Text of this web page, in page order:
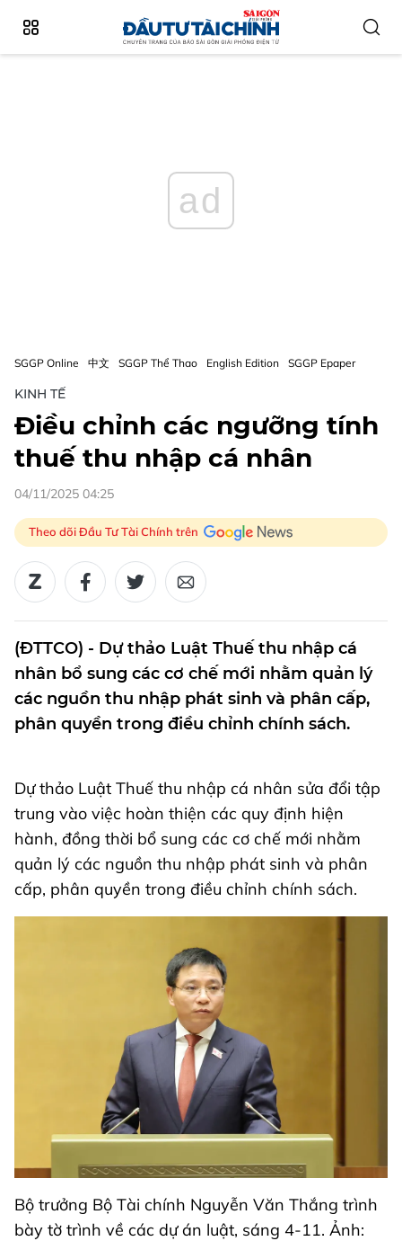
ad
SGGP Online 中文 SGGP Thể Thao English Edition SGGP Epaper
KINH TẾ
Điều chỉnh các ngưỡng tính
thuế thu nhập cá nhân
04/11/2025 04:25
Theo dõi Đầu Tư Tài Chính trên
(ĐTTCO) - Dự thảo Luật Thuế thu nhập cá
nhân bổ sung các cơ chế mới nhằm quản lý
các nguồn thu nhập phát sinh và phân cấp,
phân quyền trong điều chỉnh chính sách.
Dự thảo Luật Thuế thu nhập cá nhân sửa đổi tập
trung vào việc hoàn thiện các quy định hiện
hành, đồng thời bổ sung các cơ chế mới nhằm
quản lý các nguồn thu nhập phát sinh và phân
cấp, phân quyền trong điều chỉnh chính sách.
Bộ trưởng Bộ Tài chính Nguyễn Văn Thắng trình
bày tờ trình về các dự án luật, sáng 4-11. Ảnh: